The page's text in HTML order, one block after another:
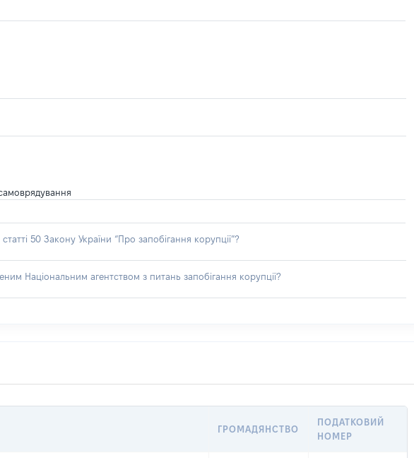
50 Закону України “Про запобігання корупції”?
Національним агентством з питань запобігання корупції?
ГРОМАДЯНСТВО
ПОДАТКОВИЙ
НОМЕР